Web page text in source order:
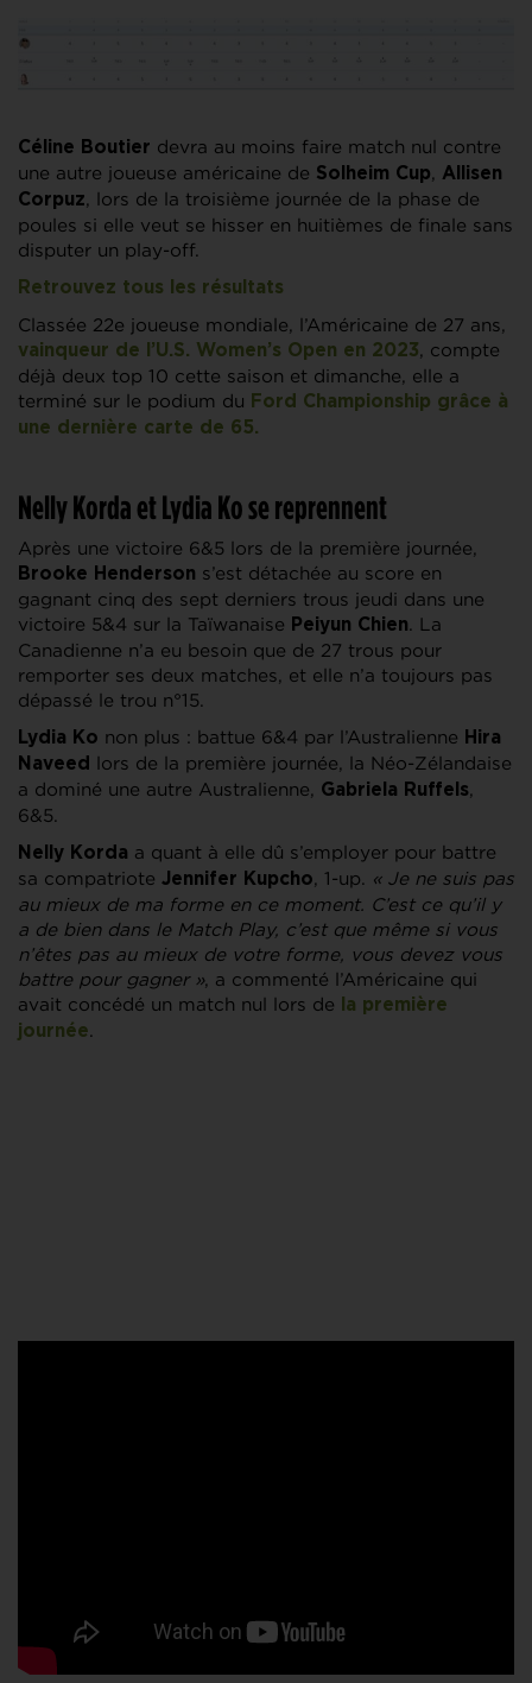
Céline Boutier devra au moins faire match nul contre
une autre joueuse américaine de Solheim Cup, Allisen
Corpuz, lors de la troisième journée de la phase de
poules si elle veut se hisser en huitièmes de finale sans
disputer un play-off.
Retrouvez tous les résultats
Classée 22e joueuse mondiale, l’Américaine de 27 ans,
vainqueur de l’U.S. Women’s Open en 2023, compte
déjà deux top 10 cette saison et dimanche, elle a
terminé sur le podium du Ford Championship grâce à
une dernière carte de 65.
Nelly Korda et Lydia Ko se reprennent
Après une victoire 6&5 lors de la première journée,
Brooke Henderson s’est détachée au score en
gagnant cinq des sept derniers trous jeudi dans une
victoire 5&4 sur la Taïwanaise Peiyun Chien. La
Canadienne n’a eu besoin que de 27 trous pour
remporter ses deux matches, et elle n’a toujours pas
dépassé le trou n°15.
Lydia Ko non plus : battue 6&4 par l’Australienne Hira
Naveed
lors de la première journée, la Néo-Zélandaise
a dominé une autre Australienne, Gabriela Ruffels,
6&5.
Nelly Korda a quant à elle dû s’employer pour battre
sa compatriote Jennifer Kupcho, 1-up. « Je ne suis pas
au mieux de ma forme en ce moment. C’est ce qu’il y
a de bien dans le Match Play, c’est que même si vous
n’êtes pas au mieux de votre forme, vous devez vous
battre pour gagner », a commenté l’Américaine qui
avait concédé un match nul lors de
la première
journée.